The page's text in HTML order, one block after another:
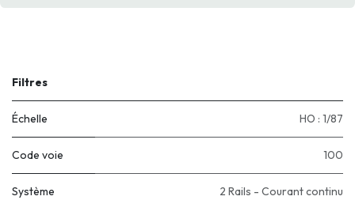
Filtres
Échelle HO : 1/87
Code voie 100
Système
2 Rails - Courant continu